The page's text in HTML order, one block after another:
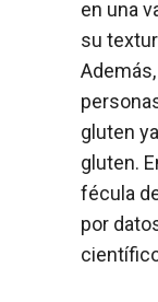
en una
su
gluten
gluten.
fécula
por